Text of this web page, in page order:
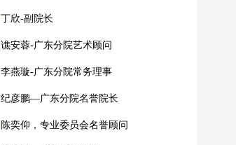
丁欣-副院长
谯安蓉-广东分院艺术顾问
李燕璇-广东分院常务理事
纪彦鹏—广东分院名誉院长
​陈奕仰，专业委员会名誉顾问